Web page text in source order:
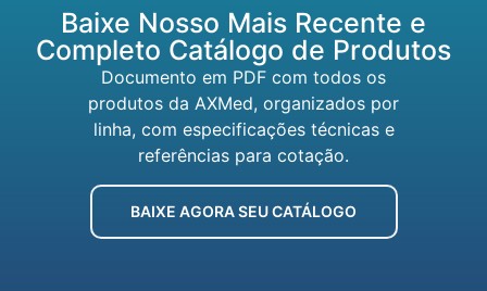
Baixe Nosso Mais Recente e
Completo Catálogo de Produtos
Documento em PDF com todos os
produtos da AXMed, organizados por
linha, com especificações técnicas e
referências para cotação.
BAIXE AGORA SEU CATÁLOGO